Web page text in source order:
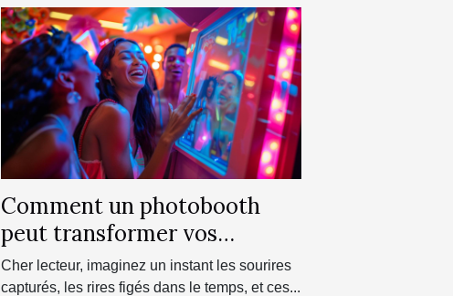
Comment un photobooth
peut transformer vos
événements festifs
Cher lecteur, imaginez un instant les sourires
capturés, les rires figés dans le temps, et ces...